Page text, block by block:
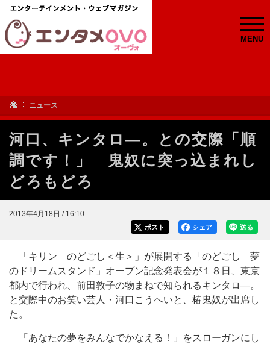
MENU
ニュース
河口、キンタロ―。との交際「順
調です！」 鬼奴に突っ込まれし
どろもどろ
2013年4月18日 / 16:10
送る
シェア
ポスト
「キリン のどごし＜生＞」が展開する「のどごし 夢
のドリームスタンド」オープン記念発表会が１８日、東京
都内で行われ、前田敦子の物まねで知られるキンタロ―。
と交際中のお笑い芸人・河口こうへいと、椿鬼奴が出席し
た。
「あなたの夢をみんなでかなえる！」をスローガンにし